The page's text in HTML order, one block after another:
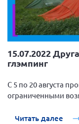
Республика
Республика
Республика
Ростовская
г. Санкт-
г. Севастополь
Самарская
Самарская
15.07.2022
глэмпинг
С 5 по 20 августа
ограниченными
Читать далее